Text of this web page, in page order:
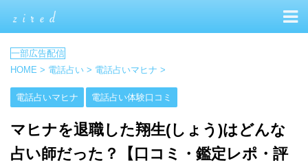
HOME > 電話占い > 電話占いマヒナ >
電話占いマヒナ 電話占い体験口コミ
マヒナを退職した翔生(しょう)はどんな
占い師だった？【口コミ・鑑定レポ・評